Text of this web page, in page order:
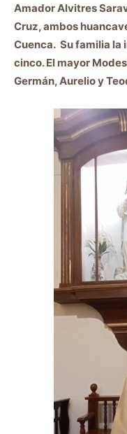
Amador Alvitres
Cruz, ambos
Cuenca. Su familia la
cinco. El mayor
Germán, Aurelio y